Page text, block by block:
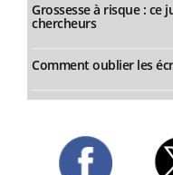
Grossesse à risque :
chercheurs
Comment oublier les